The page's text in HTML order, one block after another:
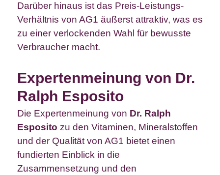
Darüber hinaus ist das Preis-Leistungs-
Verhältnis von AG1 äußerst attraktiv, was es
zu einer verlockenden Wahl für bewusste
Verbraucher macht.
Expertenmeinung von Dr.
Ralph Esposito
Die Expertenmeinung von Dr. Ralph
Esposito zu den Vitaminen, Mineralstoffen
und der Qualität von AG1 bietet einen
fundierten Einblick in die
Zusammensetzung und den